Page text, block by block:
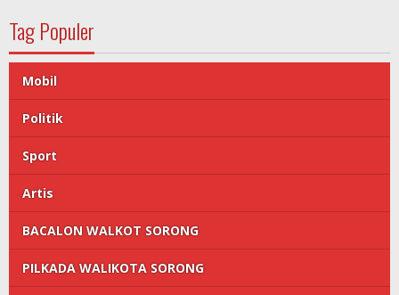
Tag Populer
Mobil
Politik
Sport
Artis
BACALON WALKOT SORONG
PILKADA WALIKOTA SORONG